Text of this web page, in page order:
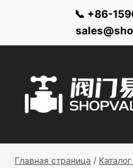
📞 +86-
контенту
Главная страница /